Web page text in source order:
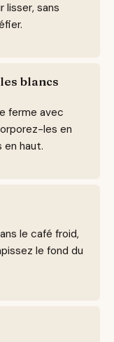
lisser, sans
blancs
ferme avec
les en
en haut.
le café froid,
le fond du